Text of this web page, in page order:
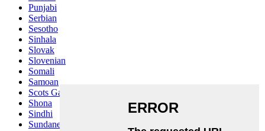
Punjabi
Serbian
Sesotho
Sinhala
Slovak
Slovenian
Somali
Samoan
Scots Gaelic
Shona
Sindhi
Sundanese